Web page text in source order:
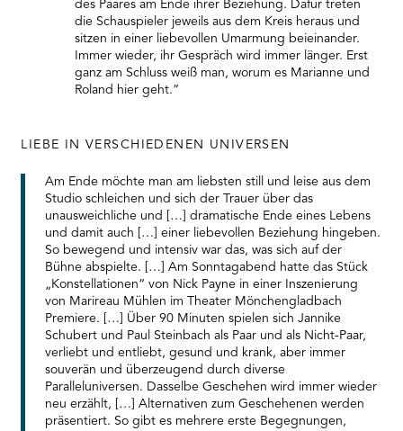
des Paares am Ende ihrer Beziehung. Dafür treten
die Schauspieler jeweils aus dem Kreis heraus und
sitzen in einer liebevollen Umarmung beieinander.
Immer wieder, ihr Gespräch wird immer länger. Erst
ganz am Schluss weiß man, worum es Marianne und
Roland hier geht.”
LIEBE IN VERSCHIEDENEN UNIVERSEN
Am Ende möchte man am liebsten still und leise aus dem
Studio schleichen und sich der Trauer über das
unausweichliche und […] dramatische Ende eines Lebens
und damit auch […] einer liebevollen Beziehung hingeben.
So bewegend und intensiv war das, was sich auf der
Bühne abspielte. […] Am Sonntagabend hatte das Stück
„Konstellationen“ von Nick Payne in einer Inszenierung
von Marireau Mühlen im Theater Mönchengladbach
Premiere. […] Über 90 Minuten spielen sich Jannike
Schubert und Paul Steinbach als Paar und als Nicht-Paar,
verliebt und entliebt, gesund und krank, aber immer
souverän und überzeugend durch diverse
Paralleluniversen. Dasselbe Geschehen wird immer wieder
neu erzählt, […] Alternativen zum Geschehenen werden
präsentiert. So gibt es mehrere erste Begegnungen,